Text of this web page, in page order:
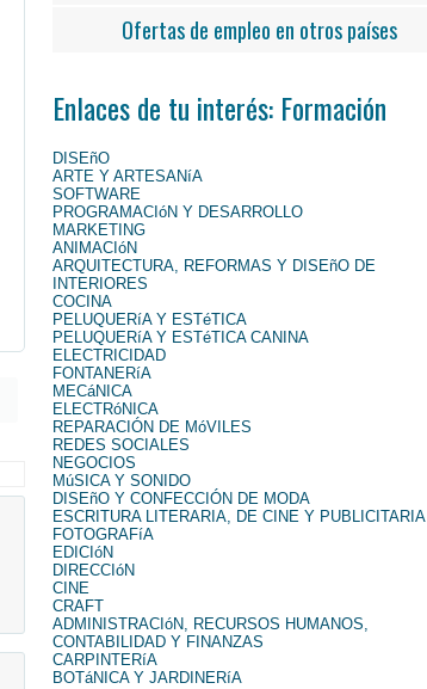
Ofertas de empleo en otros países
Enlaces de tu interés: Formación
DISEñO
ARTE Y ARTESANíA
SOFTWARE
PROGRAMACIóN Y DESARROLLO
MARKETING
ANIMACIóN
ARQUITECTURA, REFORMAS Y DISEñO DE
INTERIORES
COCINA
PELUQUERíA Y ESTéTICA
PELUQUERíA Y ESTéTICA CANINA
ELECTRICIDAD
FONTANERíA
MECáNICA
ELECTRóNICA
REPARACIÓN DE MóVILES
REDES SOCIALES
NEGOCIOS
MúSICA Y SONIDO
DISEñO Y CONFECCIÓN DE MODA
ESCRITURA LITERARIA, DE CINE Y PUBLICITARIA
FOTOGRAFíA
EDICIóN
DIRECCIóN
CINE
CRAFT
ADMINISTRACIóN, RECURSOS HUMANOS,
CONTABILIDAD Y FINANZAS
CARPINTERíA
BOTáNICA Y JARDINERíA